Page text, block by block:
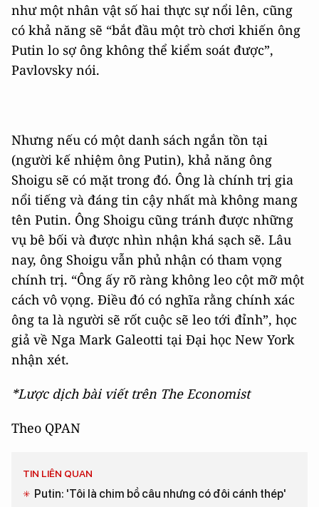
như một nhân vật số hai thực sự nổi lên, cũng
có khả năng sẽ “bắt đầu một trò chơi khiến ông
Putin lo sợ ông không thể kiểm soát được”,
Pavlovsky nói.
Nhưng nếu có một danh sách ngắn tồn tại
(người kế nhiệm ông Putin), khả năng ông
Shoigu sẽ có mặt trong đó. Ông là chính trị gia
nổi tiếng và đáng tin cậy nhất mà không mang
tên Putin. Ông Shoigu cũng tránh được những
vụ bê bối và được nhìn nhận khá sạch sẽ. Lâu
nay, ông Shoigu vẫn phủ nhận có tham vọng
chính trị. “Ông ấy rõ ràng không leo cột mỡ một
cách vô vọng. Điều đó có nghĩa rằng chính xác
ông ta là người sẽ rốt cuộc sẽ leo tới đỉnh”, học
giả về Nga Mark Galeotti tại Đại học New York
nhận xét.
*Lược dịch bài viết trên The Economist
Theo QPAN
TIN LIÊN QUAN
Putin: 'Tôi là chim bồ câu nhưng có đôi cánh thép'